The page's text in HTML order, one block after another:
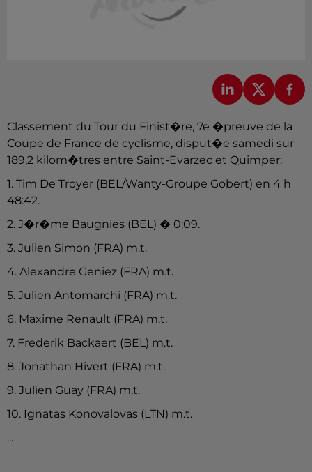
Classement du Tour du Finist�re, 7e �preuve de la
Coupe de France de cyclisme, disput�e samedi sur
189,2 kilom�tres entre Saint-Evarzec et Quimper:
1. Tim De Troyer (BEL/Wanty-Groupe Gobert) en 4 h
48:42.
2. J�r�me Baugnies (BEL) � 0:09.
3. Julien Simon (FRA) m.t.
4. Alexandre Geniez (FRA) m.t.
5. Julien Antomarchi (FRA) m.t.
6. Maxime Renault (FRA) m.t.
7. Frederik Backaert (BEL) m.t.
8. Jonathan Hivert (FRA) m.t.
9. Julien Guay (FRA) m.t.
10. Ignatas Konovalovas (LTN) m.t.
...